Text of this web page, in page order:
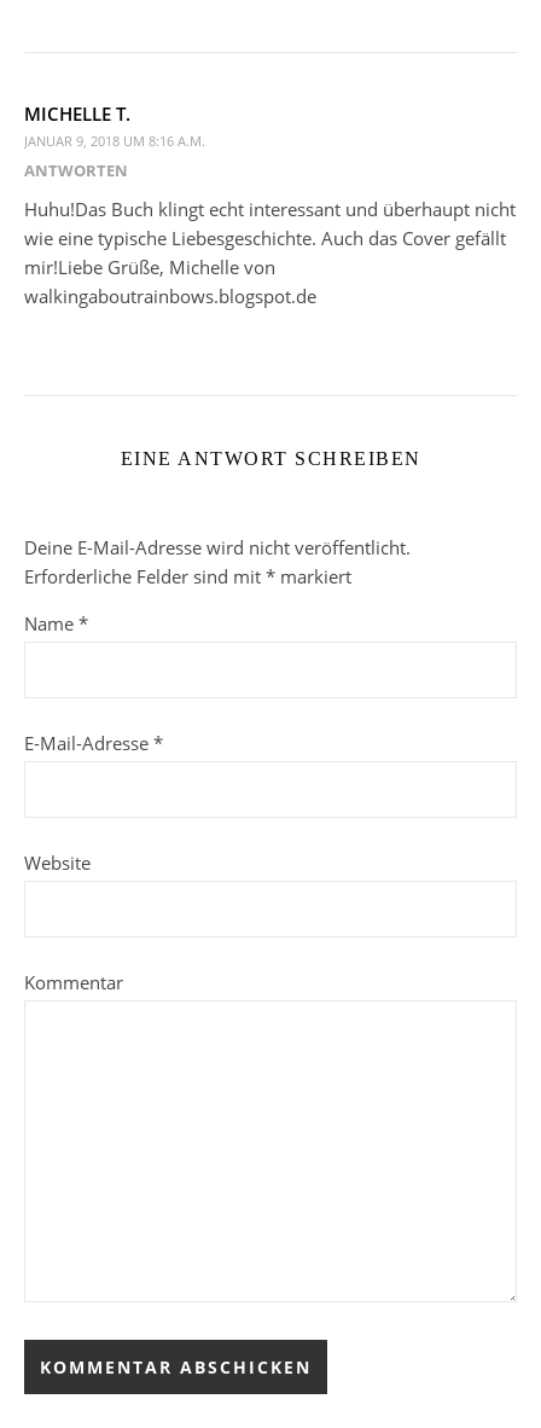
MICHELLE T.
JANUAR 9, 2018 UM 8:16 A.M.
ANTWORTEN
Huhu!Das Buch klingt echt interessant und überhaupt nicht
wie eine typische Liebesgeschichte. Auch das Cover gefällt
mir!Liebe Grüße, Michelle von
walkingaboutrainbows.blogspot.de
EINE ANTWORT SCHREIBEN
Deine E-Mail-Adresse wird nicht veröffentlicht.
Erforderliche Felder sind mit * markiert
Name *
E-Mail-Adresse *
Website
Kommentar